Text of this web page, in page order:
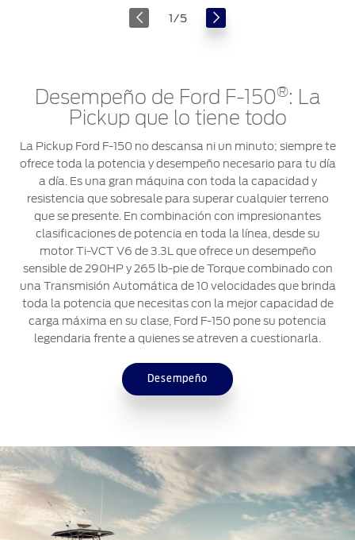
1/5
Desempeño de Ford F-150®: La
Pickup que lo tiene todo
La Pickup Ford F-150 no descansa ni un minuto; siempre te
ofrece toda la potencia y desempeño necesario para tu día
a día. Es una gran máquina con toda la capacidad y
resistencia que sobresale para superar cualquier terreno
que se presente. En combinación con impresionantes
clasificaciones de potencia en toda la línea, desde su
motor Ti-VCT V6 de 3.3L que ofrece un desempeño
sensible de 290HP y 265 lb-pie de Torque combinado con
una Transmisión Automática de 10 velocidades que brinda
toda la potencia que necesitas con la mejor capacidad de
carga máxima en su clase, Ford F-150 pone su potencia
legendaria frente a quienes se atreven a cuestionarla.
Desempeño